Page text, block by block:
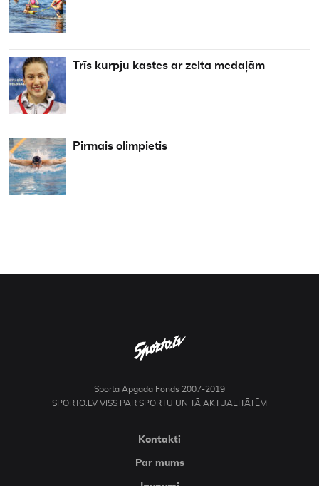
Trīs kurpju kastes ar zelta medaļām
Pirmais olimpietis
Sporta Apgāda Fonds 2007-2019
SPORTO.LV VISS PAR SPORTU UN TĀ AKTUALITĀTĒM
Kontakti
Par mums